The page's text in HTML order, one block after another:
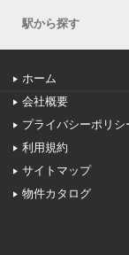
駅から探す
ホーム
会社概要
プライバシーポリシ
利用規約
サイトマップ
物件カタログ